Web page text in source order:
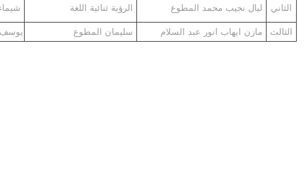
الثاني ليال نجيب محمد المطوع الرؤية ثنائية اللغة
الثالث مازن ايهاب انور عبد السلام سليمان المطوع